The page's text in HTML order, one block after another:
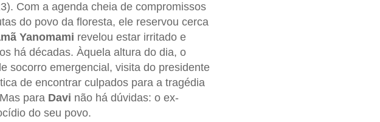
Com a agenda cheia de compromissos
do povo da floresta, ele reservou cerca
Yanomami revelou estar irritado e
há décadas. Àquela altura do dia, o
socorro emergencial, visita do presidente
de encontrar culpados para a tragédia
para Davi não há dúvidas: o ex-
do seu povo.